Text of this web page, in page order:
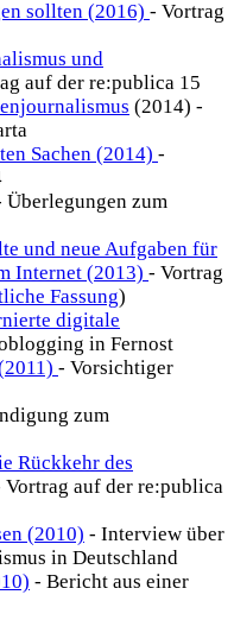
sollten (2016) - Vortrag
und
auf der re:publica 15
(2014) -
Sachen (2014) -
Überlegungen zum
und neue Aufgaben für
Internet (2013) - Vortrag
Fassung)
digitale
in Fernost
- Vorsichtiger
zum
Rückkehr des
Vortrag auf der re:publica
(2010) - Interview über
in Deutschland
- Bericht aus einer